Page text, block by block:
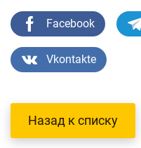
Facebook
Vkontakte
Назад к списку